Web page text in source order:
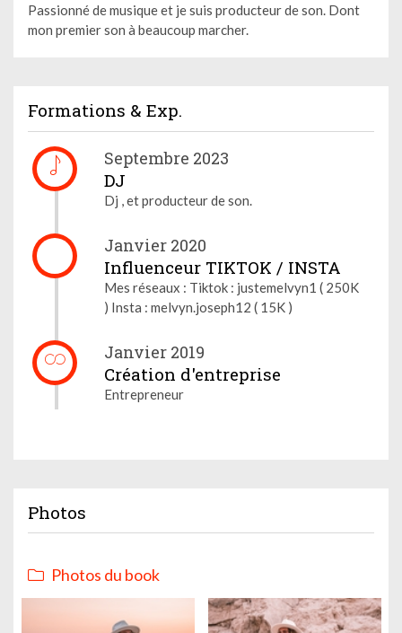
Passionné de musique et je suis producteur de son. Dont
mon premier son à beaucoup marcher.
Formations & Exp.
Septembre 2023
DJ
Dj , et producteur de son.
Janvier 2020
Influenceur TIKTOK / INSTA
Mes réseaux : Tiktok : justemelvyn1 ( 250K
) Insta : melvyn.joseph12 ( 15K )
Janvier 2019
Création d'entreprise
Entrepreneur
Photos
Photos du book